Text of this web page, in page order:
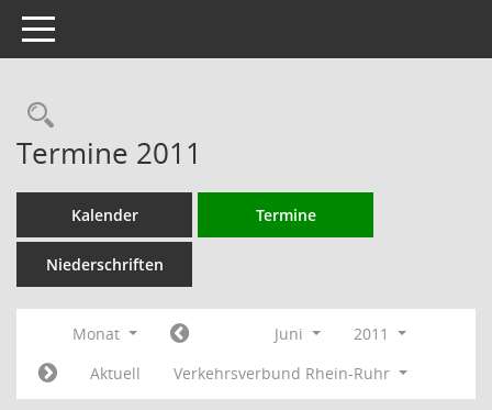
Toggle navigation
Rechercheauswahl
Termine 2011
Kalender Termine
Niederschriften
Monat Juni
2011
Aktuell
Verkehrsverbund Rhein-Ruhr